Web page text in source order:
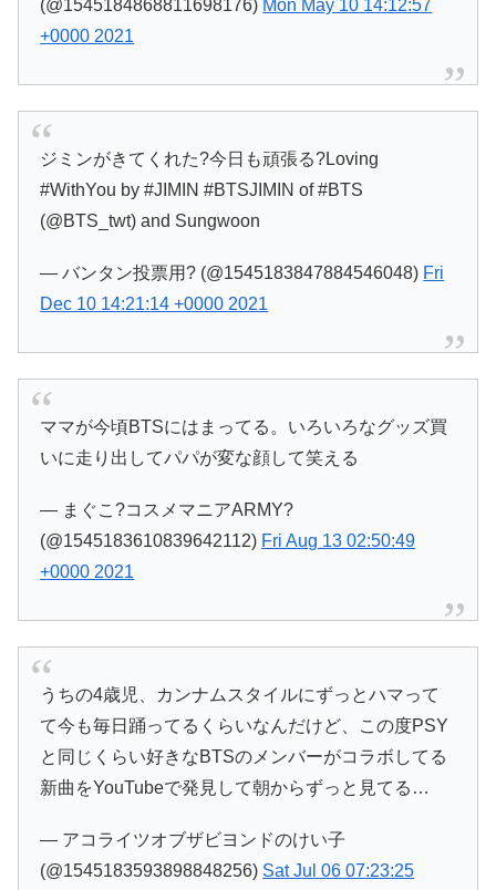
(@1545184868811698176) Mon May 10 14:12:57
+0000 2021
ジミンがきてくれた?今日も頑張る?Loving
#WithYou by #JIMIN #BTSJIMIN of #BTS
(@BTS_twt) and Sungwoon
— バンタン投票用? (@1545183847884546048) Fri
Dec 10 14:21:14 +0000 2021
ママが今頃BTSにはまってる。いろいろなグッズ買
いに走り出してパパが変な顔して笑える
— まぐこ?コスメマニアARMY?
(@1545183610839642112) Fri Aug 13 02:50:49
+0000 2021
うちの4歳児、カンナムスタイルにずっとハマって
て今も毎日踊ってるくらいなんだけど、この度PSY
と同じくらい好きなBTSのメンバーがコラボしてる
新曲をYouTubeで発見して朝からずっと見てる…
— アコライツオブザビヨンドのけい子
(@1545183593898848256) Sat Jul 06 07:23:25